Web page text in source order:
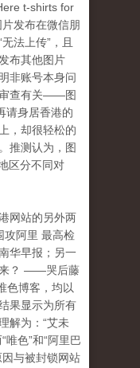
t-shirts for
发布在微信朋
法上传”，且
布其他图片
非账号本身问
审查有关——图
请身居香港的
，却很轻松的
推测认为，图
区分不同对
网站的另外两
攻阿里 最高检
华早报；另一
？ ——哭后藤
色博客，均以
果显示为所有
解为：“艾未
唯色”和“阿里巴
与被封锁网站